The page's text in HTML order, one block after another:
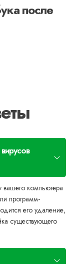
после
вашего компьютера
программ-
его удаление,
существующего